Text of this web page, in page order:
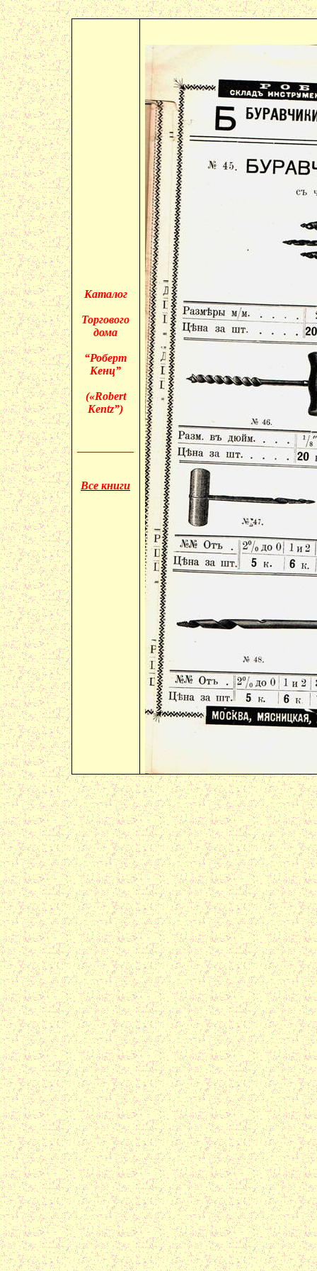
Каталог
Торгового
дома
“Роберт
Кенц”
(«Robert
Kentz”)
Все книги